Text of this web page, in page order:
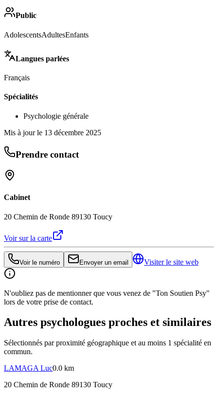
Public
AdolescentsAdultesEnfants
Langues parlées
Français
Spécialités
Psychologie générale
Mis à jour le 13 décembre 2025
Prendre contact
Cabinet
20 Chemin de Ronde 89130 Toucy
Voir sur la carte
Voir le numéro Envoyer un email Visiter le site web
N'oubliez pas de mentionner que vous venez de "Ton Soutien Psy"
lors de votre prise de contact.
Autres psychologues proches et similaires
Sélectionnés par proximité géographique et au moins 1 spécialité en
commun.
LAMAGA Luc0.0 km
20 Chemin de Ronde 89130 Toucy